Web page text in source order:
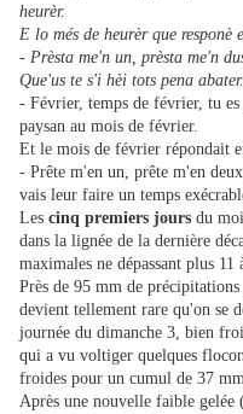
heurèr.
E lo més de heurèr que responè
- Prèsta me'n un, prèsta me'n
Que'us te s'i hèi tots pena
- Février, temps de février, tu es
paysan au mois de février.
Et le mois de février répondait
- Prête m'en un, prête m'en
vais leur faire un temps
Les cinq premiers jours du
dans la lignée de la dernière
maximales ne dépassant plus
Près de 95 mm de
devient tellement rare qu'on se
journée du dimanche 3, bien
qui a vu voltiger quelques
froides pour un cumul de 37
Après une nouvelle faible gelée